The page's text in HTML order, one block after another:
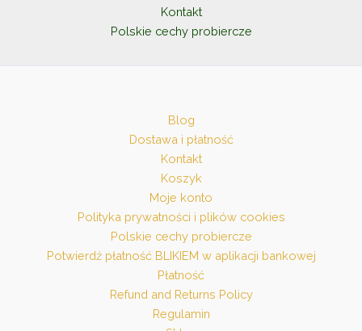
Kontakt
Polskie cechy probiercze
Blog
Dostawa i płatność
Kontakt
Koszyk
Moje konto
Polityka prywatności i plików cookies
Polskie cechy probiercze
Potwierdź płatność BLIKIEM w aplikacji bankowej
Płatność
Refund and Returns Policy
Regulamin